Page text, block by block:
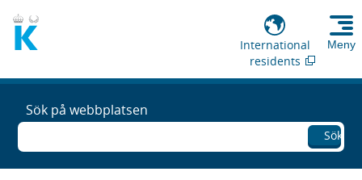
International
residents
Meny
Sök på webbplatsen
Sök